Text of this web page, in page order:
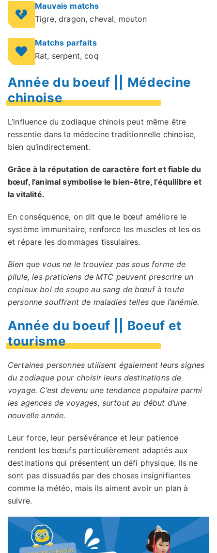
Mauvais matchs
Tigre, dragon, cheval, mouton
Matchs parfaits
Rat, serpent, coq
Année du boeuf || Médecine
chinoise
L’influence du zodiaque chinois peut même être
ressentie dans la médecine traditionnelle chinoise,
bien qu’indirectement.
Grâce à la réputation de caractère fort et fiable du
bœuf, l’animal symbolise le bien-être, l’équilibre et
la vitalité.
En conséquence, on dit que le bœuf améliore le
système immunitaire, renforce les muscles et les os
et répare les dommages tissulaires.
Bien que vous ne le trouviez pas sous forme de
pilule, les praticiens de MTC peuvent prescrire un
copieux bol de soupe au sang de bœuf à toute
personne souffrant de maladies telles que l’anémie.
Année du boeuf || Boeuf et
tourisme
Certaines personnes utilisent également leurs signes
du zodiaque pour choisir leurs destinations de
voyage. C’est devenu une tendance populaire parmi
les agences de voyages, surtout au début d’une
nouvelle année.
Leur force, leur persévérance et leur patience
rendent les bœufs particulièrement adaptés aux
destinations qui présentent un défi physique. Ils ne
sont pas dissuadés par des choses insignifiantes
comme la météo, mais ils aiment avoir un plan à
suivre.